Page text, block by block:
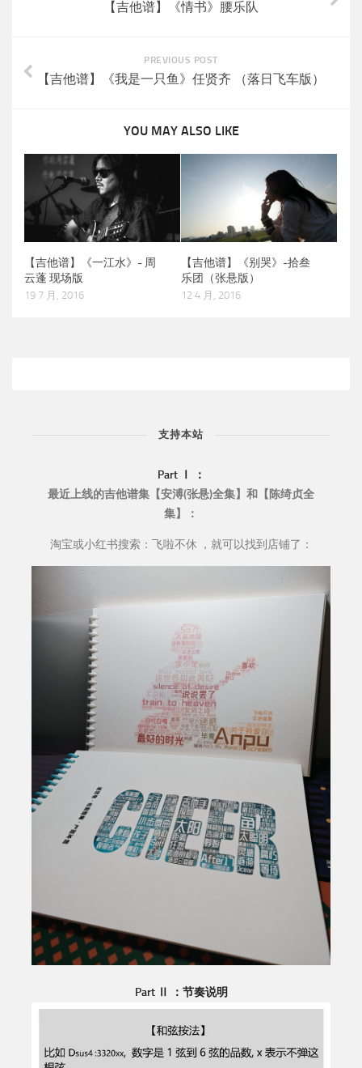
【吉他谱】《情书》腰乐队
PREVIOUS POST
【吉他谱】《我是一只鱼》任贤齐 （落日飞车版）
YOU MAY ALSO LIKE
【吉他谱】《一江水》- 周
云蓬 现场版
19 7 月, 2016
【吉他谱】《别哭》-拾叁
乐团（张悬版）
12 4 月, 2016
支持本站
Part Ⅰ ：
最近上线的吉他谱集【安溥(张悬)全集】和【陈绮贞全
集】：
淘宝或小红书搜索：飞啦不休 ，就可以找到店铺了：
Part Ⅱ ：节奏说明